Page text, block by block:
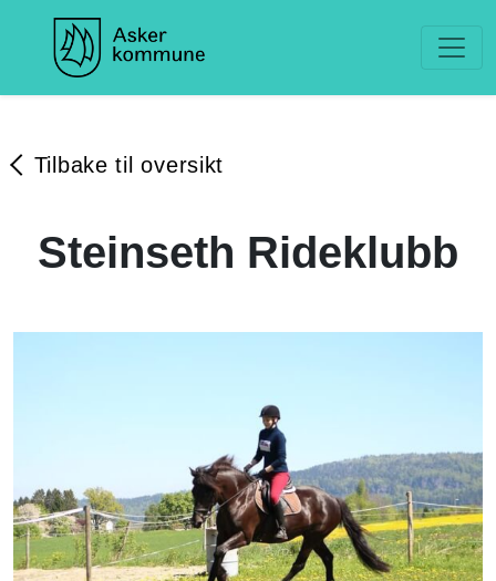
Tilbake til oversikt
Steinseth Rideklubb